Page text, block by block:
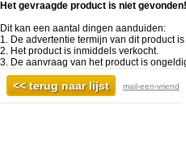
Het gevraagde product is niet gevonden!
Dit kan een aantal dingen aanduiden:
1. De advertentie termijn van dit product
2. Het product is inmiddels verkocht.
3. De aanvraag van het product is
mail-een-vriend